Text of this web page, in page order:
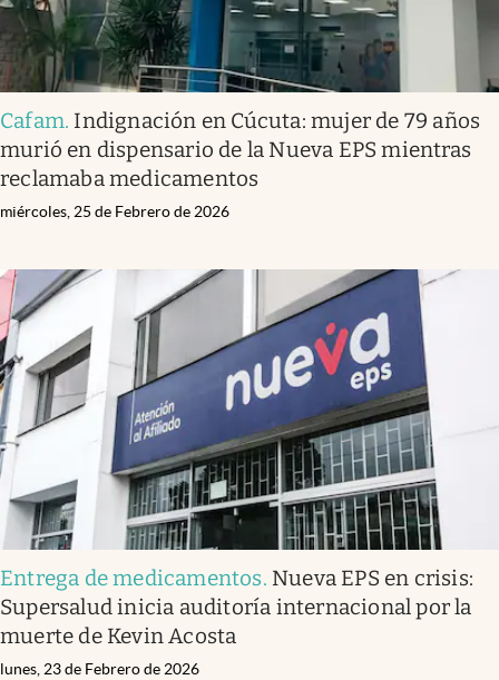
Cafam. Indignación en Cúcuta: mujer de 79 años
murió en dispensario de la Nueva EPS mientras
reclamaba medicamentos
miércoles, 25 de Febrero de 2026
Entrega de medicamentos. Nueva EPS en crisis:
Supersalud inicia auditoría internacional por la
muerte de Kevin Acosta
lunes, 23 de Febrero de 2026